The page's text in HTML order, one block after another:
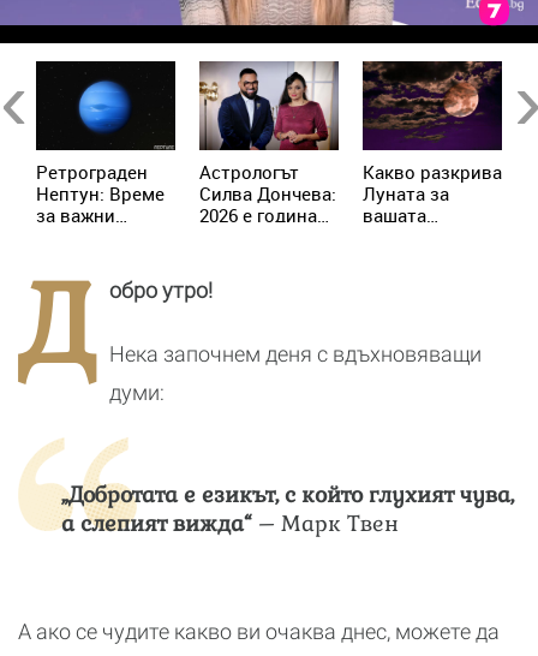
Ретрограден
Нептун: Време
за важни
Астрологът
Силва Дончева:
2026 е година
отключват
новата
Kакво разкрива
Луната за
вашата
Д обро утро!
Нека започнем деня с вдъхновяващи
думи:
„Добротата е езикът, с който глухият чува,
а слепият вижда“ – Марк Твен
А ако се чудите какво ви очаква днес, можете да